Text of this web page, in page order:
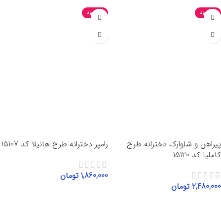
ناموجود
پیراهن و شلوارک دخترانه طرح
کاملیا کد 15120
2,480,000 تومان
ناموجود
رامپر دخترانه طرح هانیلا کد 15107
1,860,000 تومان